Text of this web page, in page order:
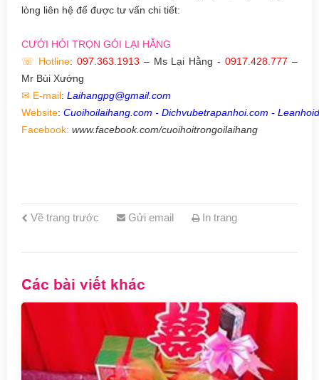
lòng liên hệ để được tư vấn chi tiết:
CƯỚI HỎI TRỌN GÓI LẠI HẰNG
☏ Hotline: 097.363.1913 – Ms Lại Hằng -0917.428.777 –
Mr Bùi Xướng
✉ E-mail: Laihangpg@gmail.com
Website: Cuoihoilaihang.com - Dichvubetrapanhoi.com -
Facebook: www.facebook.com/cuoihoitrongoilaihang
Về trang trước Gửi email In trang
Các bài viết khác